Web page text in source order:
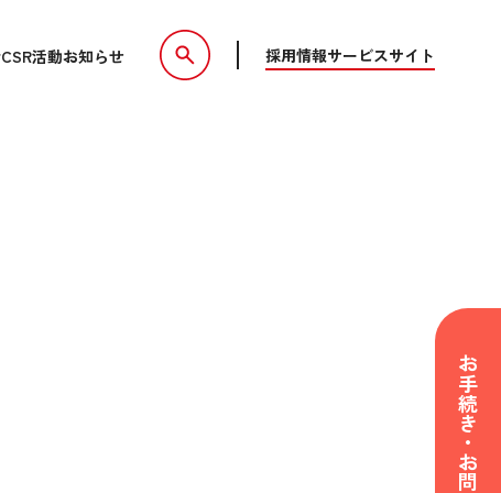
CSR活動お知らせ 採用情報サービスサイト